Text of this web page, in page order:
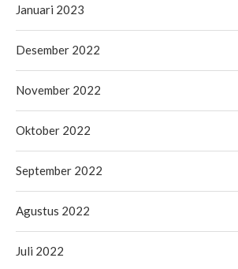
Januari 2023
Desember 2022
November 2022
Oktober 2022
September 2022
Agustus 2022
Juli 2022